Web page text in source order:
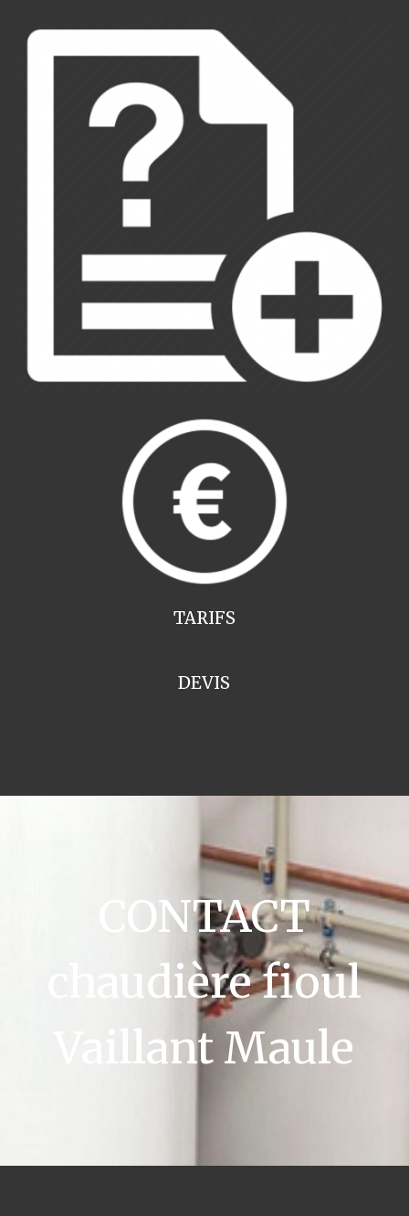
TARIFS
DEVIS
CONTACT
chaudière fioul
Vaillant Maule